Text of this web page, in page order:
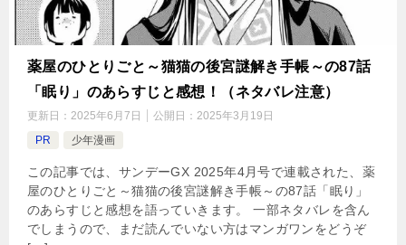
薬屋のひとりごと～猫猫の後宮謎解き手帳～の87話
「眠り」のあらすじと感想！（ネタバレ注意）
更新日： 2025年6月7日 公開日： 2025年3月19日
PR
少年漫画
この記事では、サンデーGX 2025年4月号で連載された、薬
屋のひとりごと～猫猫の後宮謎解き手帳～の87話「眠り」
のあらすじと感想を語っていきます。 一部ネタバレを含ん
でしまうので、まだ読んでいない方はマンガワンをどうぞ